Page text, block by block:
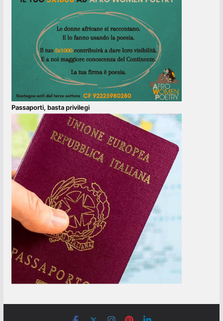
Passaporti, basta privilegi